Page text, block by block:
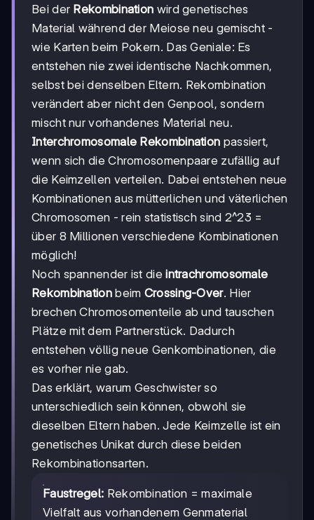
Bei der Rekombination wird genetisches
Material während der Meiose neu gemischt -
wie Karten beim Pokern. Das Geniale: Es
entstehen nie zwei identische Nachkommen,
selbst bei denselben Eltern. Rekombination
verändert aber nicht den Genpool, sondern
mischt nur vorhandenes Material neu.
Interchromosomale Rekombination passiert,
wenn sich die Chromosomenpaare zufällig auf
die Keimzellen verteilen. Dabei entstehen neue
Kombinationen aus mütterlichen und väterlichen
Chromosomen - rein statistisch sind 2^23 =
über 8 Millionen verschiedene Kombinationen
möglich!
Noch spannender ist dieintrachromosomale
Rekombinationbeim Crossing-Over. Hier
brechen Chromosomenteile ab und tauschen
Plätze mit dem Partnerstück. Dadurch
entstehen völlig neue Genkombinationen, die
es vorher nie gab.
Das erklärt, warum Geschwister so
unterschiedlich sein können, obwohl sie
dieselben Eltern haben. Jede Keimzelle ist ein
genetisches Unikat durch diese beiden
Rekombinationsarten.
Faustregel: Rekombination = maximale
Vielfalt aus vorhandenem Genmaterial